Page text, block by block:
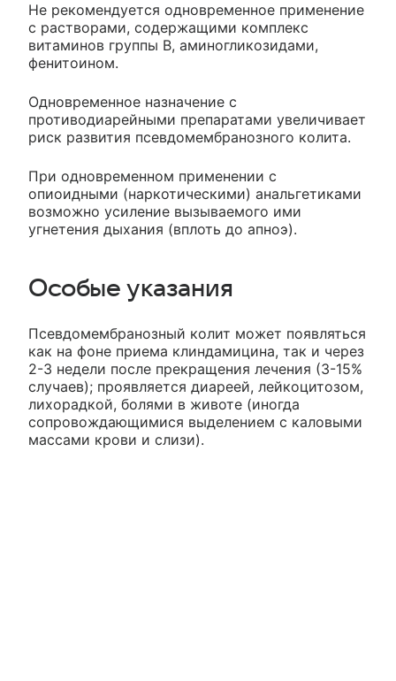
Не рекомендуется одновременное применение
с растворами, содержащими комплекс
витаминов группы В, аминогликозидами,
фенитоином.
Одновременное назначение с
противодиарейными препаратами увеличивает
риск развития псевдомембранозного колита.
При одновременном применении с
опиоидными (наркотическими) анальгетиками
возможно усиление вызываемого ими
угнетения дыхания (вплоть до апноэ).
Особые указания
Псевдомембранозный колит может появляться
как на фоне приема клиндамицина, так и через
2-3 недели после прекращения лечения (3-15%
случаев); проявляется диареей, лейкоцитозом,
лихорадкой, болями в животе (иногда
сопровождающимися выделением с каловыми
массами крови и слизи).